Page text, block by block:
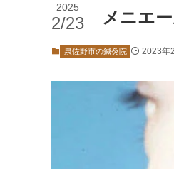
メニエ
2025
2/23
泉佐野市の鍼灸院 2023年